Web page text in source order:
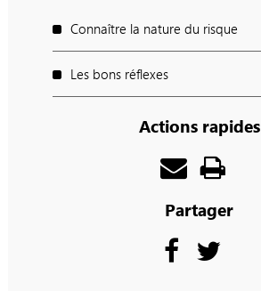
Connaître la nature du risque
Les bons réflexes
Actions rapides
Partager